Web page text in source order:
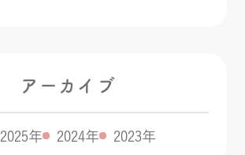
アーカイブ
2025年 2024年 2023年